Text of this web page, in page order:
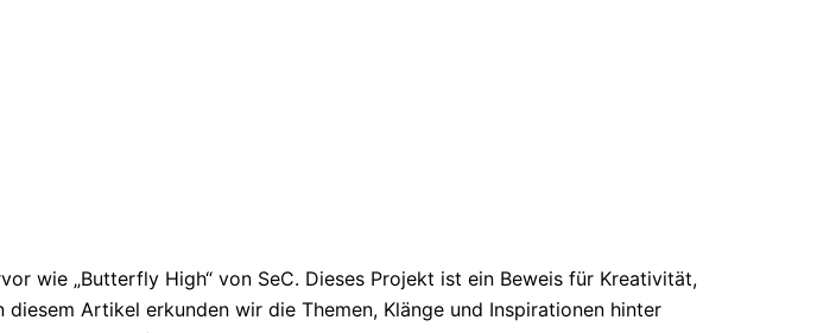
wie „Butterfly High“ von SeC. Dieses Projekt ist ein Beweis für Kreativität,
Artikel erkunden wir die Themen, Klänge und Inspirationen hinter